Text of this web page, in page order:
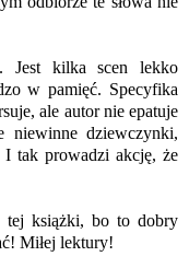
Jest kilka scen lekko
w pamięć. Specyfika
ale autor nie epatuje
niewinne dziewczynki,
tak prowadzi akcję, że
tej książki, bo to dobry
Miłej lektury!